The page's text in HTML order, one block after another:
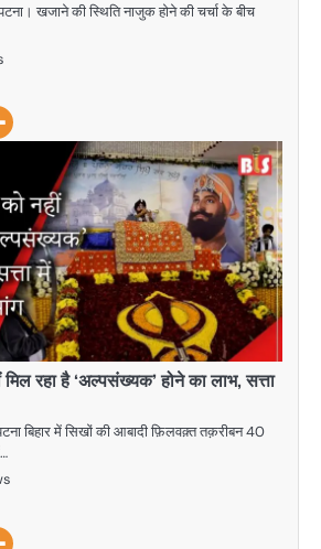
खजाने की स्थिति नाजुक होने की चर्चा के बीच
मिल रहा है ‘अल्पसंख्यक’ होने का लाभ, सत्ता
बिहार में सिखों की आबादी फ़िलवक़्त तक़रीबन 40